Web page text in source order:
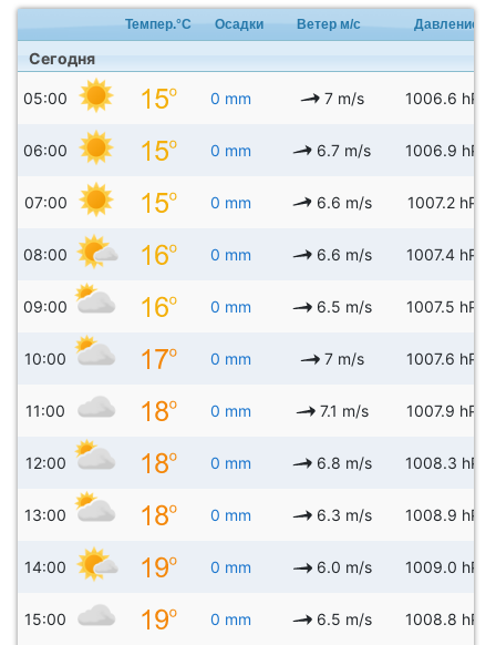
Темпер.°C Осадки Ветер м/с Давление
Сегодня
05:00 0 mm 7 m/s 1006.6 hPa
06:00 0 mm 6.7 m/s 1006.9 hPa
07:00 0 mm 6.6 m/s 1007.2 hPa
08:00 0 mm 6.6 m/s 1007.4 hPa
09:00 0 mm 6.5 m/s 1007.5 hPa
10:00 0 mm 7 m/s 1007.6 hPa
11:00 0 mm 7.1 m/s 1007.9 hPa
12:00 0 mm 6.8 m/s 1008.3 hPa
13:00 0 mm 6.3 m/s 1008.9 hPa
14:00 0 mm 6.0 m/s 1009.0 hPa
15:00 0 mm 6.5 m/s 1008.8 hPa